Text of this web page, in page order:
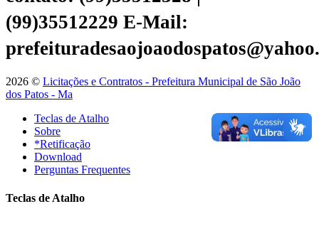
(99)35512229 E-Mail:
2026 © Licitações e Contratos - Prefeitura Municipal de São João
dos Patos - Ma
Teclas de Atalho
Sobre
*Retificação
Download
Perguntas Frequentes
Teclas de Atalho